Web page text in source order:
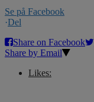
Se på Facebook
·Del
Share on Facebook
Share by Email
Likes: